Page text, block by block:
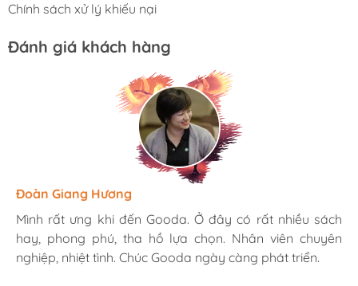
Chính sách xử lý khiếu nại
Đánh giá khách hàng
Hương Suri
Mình rất ưng khi đến Gooda. Ở đây có rất nhiều sách
hay, phong phú, tha hồ lựa chọn. Nhân viên chuyên
nghiệp, nhiệt tình. Chúc Gooda ngày càng phát triển.
Đoàn Giang Hương
Mình rất ưng khi đến Gooda. Ở đây có rất nhiều sách
hay, phong phú, tha hồ lựa chọn. Nhân viên chuyên
nghiệp, nhiệt tình. Chúc Gooda ngày càng phát triển.
Ngọc Anh
Mình rất ưng khi đến Gooda. Ở đây có rất nhiều sách
hay, phong phú, tha hồ lựa chọn. Nhân viên chuyên
nghiệp, nhiệt tình. Chúc Gooda ngày càng phát triển.